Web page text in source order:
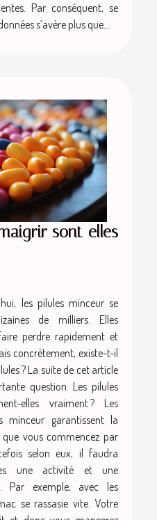
Par conséquent, se
s’avère plus que...
sont-elles
les pilules minceur se
de milliers. Elles
perdre rapidement et
concrètement, existe-t-il
? La suite de cet article
question. Les pilules
elles vraiment ? Les
minceur garantissent la
vous commencez par
selon eux, il faudra
une activité et une
Par exemple, avec les
se rassasie vite. Votre